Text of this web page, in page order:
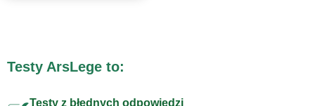
Testy ArsLege to:
Testy z błędnych odpowiedzi